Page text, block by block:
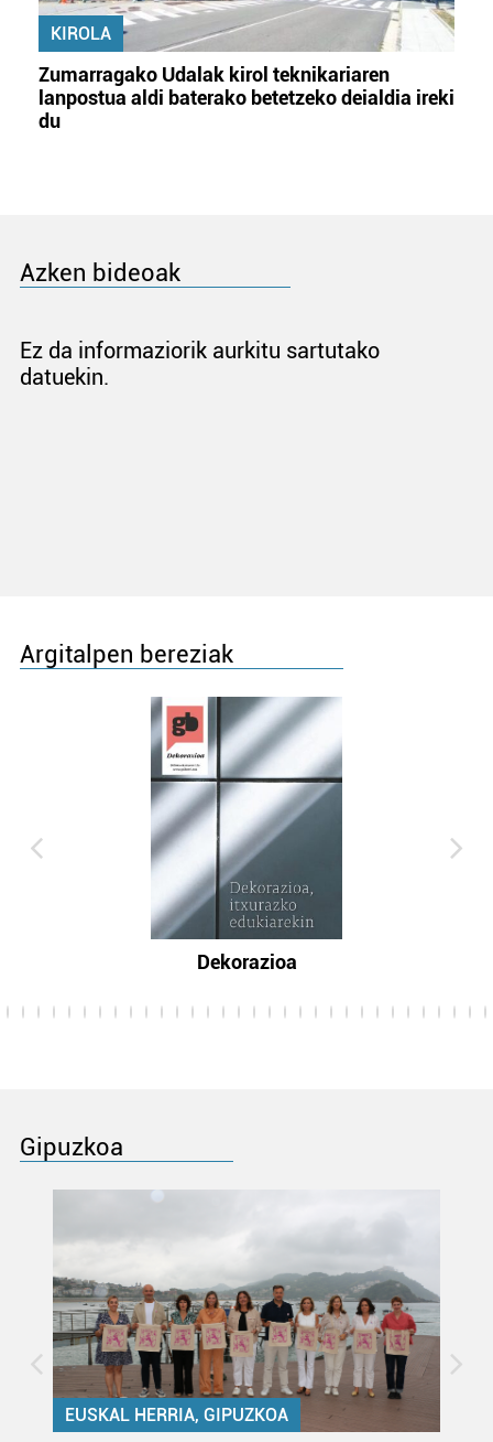
KIROLA
Zumarragako Udalak kirol teknikariaren
lanpostua aldi baterako betetzeko deialdia ireki
du
Azken bideoak
Ez da informaziorik aurkitu sartutako
datuekin.
Argitalpen bereziak
Dekorazioa
Gipuzkoa
EUSKAL HERRIA, GIPUZKOA